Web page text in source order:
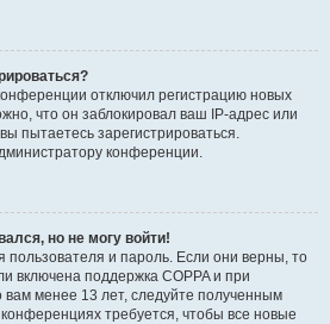
отключил регистрацию новых
что он заблокировал ваш IP-адрес или
пытаетесь зарегистрироваться.
конференции.
но не могу войти!
пользователя и пароль. Если они верны, то
включена поддержка COPPA и при
вам менее 13 лет, следуйте полученным
требуется, чтобы все новые